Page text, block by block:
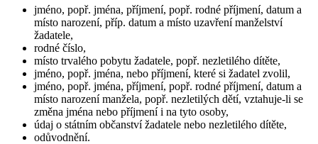
jméno, popř. jména, příjmení, popř. rodné příjmení, datum a
místo narození, příp. datum a místo uzavření manželství
žadatele,
rodné číslo,
místo trvalého pobytu žadatele, popř. nezletilého dítěte,
jméno, popř. jména, nebo příjmení, které si žadatel zvolil,
jméno, popř. jména, příjmení, popř. rodné příjmení, datum a
místo narození manžela, popř. nezletilých dětí, vztahuje-li se
změna jména nebo příjmení i na tyto osoby,
údaj o státním občanství žadatele nebo nezletilého dítěte,
odůvodnění.